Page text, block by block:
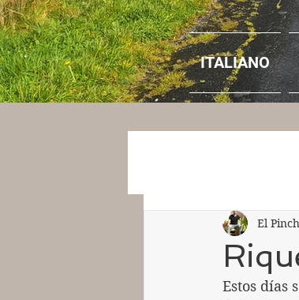
El
Estos días
ITALIANO